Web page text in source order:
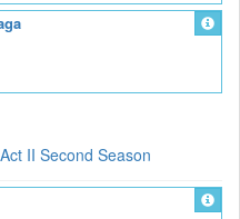
II Second Season